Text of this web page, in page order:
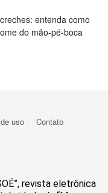
entenda como
do mão-pé-boca
uso Contato
revista eletrônica